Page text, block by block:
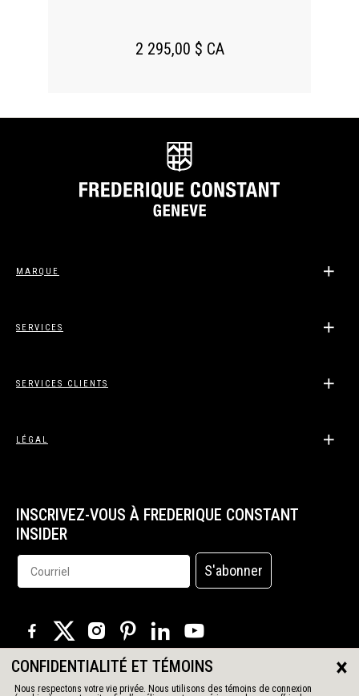
2 295,00 $ CA
MARQUE
SERVICES
SERVICES CLIENTS
LÉGAL
INSCRIVEZ-VOUS À FREDERIQUE CONSTANT
INSIDER
S'abonner
© 2026 Tous droits réservés
CONFIDENTIALITÉ ET TÉMOINS
Nous respectons votre vie privée. Nous utilisons des témoins de connexion
×